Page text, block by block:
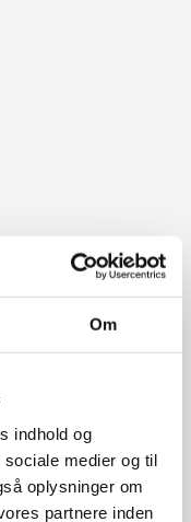
Om
indhold og
medier og til
oplysninger om
partnere inden